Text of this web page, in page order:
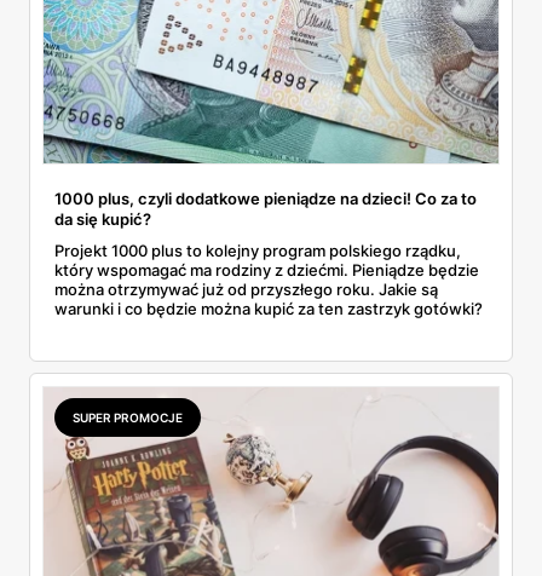
1000 plus, czyli dodatkowe pieniądze na dzieci! Co za to
da się kupić?
Projekt 1000 plus to kolejny program polskiego rządku,
który wspomagać ma rodziny z dziećmi. Pieniądze będzie
można otrzymywać już od przyszłego roku. Jakie są
warunki i co będzie można kupić za ten zastrzyk gotówki?
SUPER PROMOCJE